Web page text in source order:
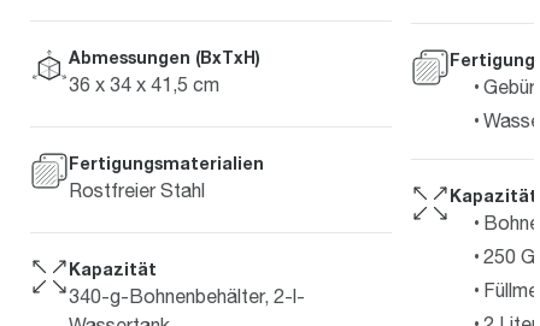
Abmessungen (BxTxH)
36 x 34 x 41,5 cm
Fertigungsmaterialien
Rostfreier Stahl
Kapazität
340-g-Bohnenbehälter, 2-l-
Kapazität
250